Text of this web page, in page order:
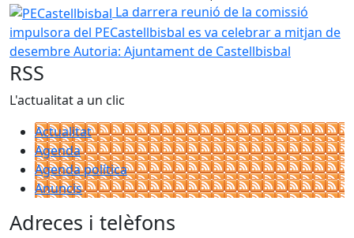
PECastellbisbal
La darrera reunió de la comissió
impulsora del PECastellbisbal es va celebrar a mitjan de
desembreAutoria: Ajuntament de Castellbisbal
RSS
L'actualitat a un clic
Actualitat
Agenda
Agenda política
Anuncis
Adreces i telèfons